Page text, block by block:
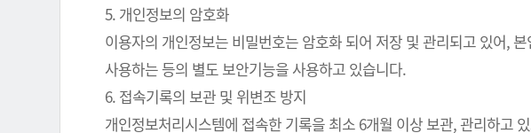
5. 개인정보의 암호화
이용자의 개인정보는 비밀번호는 암호화 되어 저장 및 관리되고 있어,
사용하는 등의 별도 보안기능을 사용하고 있습니다.
6. 접속기록의 보관 및 위변조 방지
개인정보처리시스템에 접속한 기록을 최소 6개월 이상 보관, 관리하고